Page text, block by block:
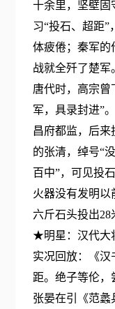
十余里，坚壁固
习“投石、超距
体疲倦；秦军的
战就全歼了楚军
唐代时，高宗曾
军，具录封进”
昌府都监，后来
的张清，绰号“
百中”，可见投
火器没有发明以
六斤石头投出28
★明星：汉代大
实况回放：《汉
距。绝子等伦，
张晏在引《范蠡